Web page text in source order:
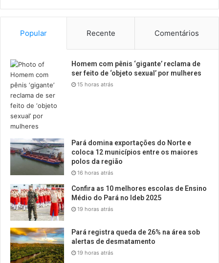
Popular Recente Comentários
Homem com pênis ‘gigante’ reclama de
ser feito de ‘objeto sexual’ por mulheres
15 horas atrás
Pará domina exportações do Norte e
coloca 12 municípios entre os maiores
polos da região
16 horas atrás
Confira as 10 melhores escolas de Ensino
Médio do Pará no Ideb 2025
19 horas atrás
Pará registra queda de 26% na área sob
alertas de desmatamento
19 horas atrás